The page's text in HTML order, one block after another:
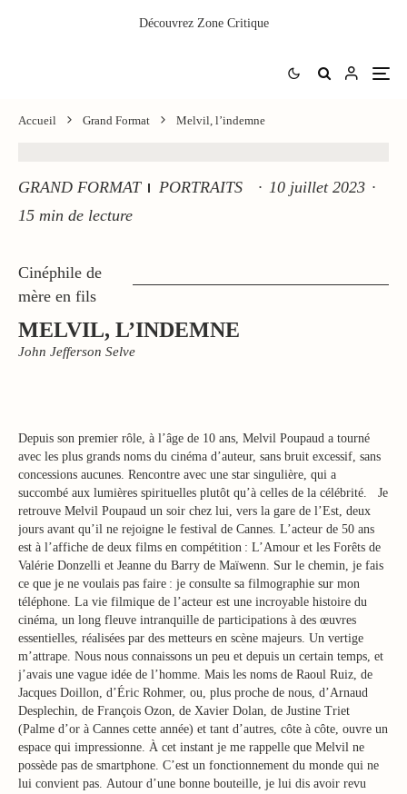
Découvrez Zone Critique
Accueil Grand Format Melvil, l’indemne
GRAND FORMAT PORTRAITS · 10 juillet 2023 ·
15 min de lecture
Cinéphile de
mère en fils
MELVIL, L’INDEMNE
John Jefferson Selve
Depuis son premier rôle, à l’âge de 10 ans, Melvil Poupaud a tourné
avec les plus grands noms du cinéma d’auteur, sans bruit excessif, sans
concessions aucunes. Rencontre avec une star singulière, qui a
succombé aux lumières spirituelles plutôt qu’à celles de la célébrité. Je
retrouve Melvil Poupaud un soir chez lui, vers la gare de l’Est, deux
jours avant qu’il ne rejoigne le festival de Cannes. L’acteur de 50 ans
est à l’affiche de deux films en compétition : L’Amour et les Forêts de
Valérie Donzelli et Jeanne du Barry de Maïwenn. Sur le chemin, je fais
ce que je ne voulais pas faire : je consulte sa filmographie sur mon
téléphone. La vie filmique de l’acteur est une incroyable histoire du
cinéma, un long fleuve intranquille de participations à des œuvres
essentielles, réalisées par des metteurs en scène majeurs. Un vertige
m’attrape. Nous nous connaissons un peu et depuis un certain temps, et
j’avais une vague idée de l’homme. Mais les noms de Raoul Ruiz, de
Jacques Doillon, d’Éric Rohmer, ou, plus proche de nous, d’Arnaud
Desplechin, de François Ozon, de Xavier Dolan, de Justine Triet
(Palme d’or à Cannes cette année) et tant d’autres, côte à côte, ouvre un
espace qui impressionne. À cet instant je me rappelle que Melvil ne
possède pas de smartphone. C’est un fonctionnement du monde qui ne
lui convient pas. Autour d’une bonne bouteille, je lui dis avoir revu